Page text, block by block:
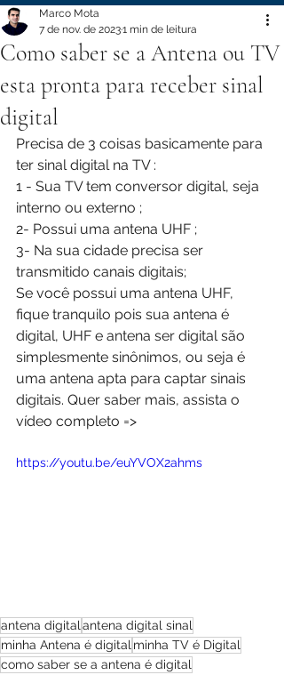
Como saber se a Antena ou TV
esta pronta para receber sinal
digital
Marco Mota
7 de nov. de 20231 min de leitura
Precisa de 3 coisas basicamente para
ter sinal digital na TV :
1 - Sua TV tem conversor digital, seja
interno ou externo ;
2- Possui uma antena UHF ;
3- Na sua cidade precisa ser
transmitido canais digitais;
Se você possui uma antena UHF,
fique tranquilo pois sua antena é
digital, UHF e antena ser digital são
simplesmente sinônimos, ou seja é
uma antena apta para captar sinais
digitais. Quer saber mais, assista o
vídeo completo =>
https://youtu.be/euYVOX2ahms
antena digital antena digital sinal
minha Antena é digital minha TV é Digital
como saber se a antena é digital